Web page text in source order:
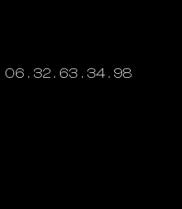
06 . 32 . 63 . 34 . 98